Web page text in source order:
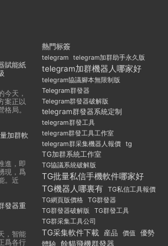
賦能紙
今天，
案正以
局。
加群軟
進，即
現，爲
。近
發器重
，智能
爲各行
熱門标簽
telegram telegram加群助手永久版
telegram加群機器人哪家好
telegram協議腳本無限制版
Telegram群發器
Telegram群發器破解版
telegram群發器系統定制
telegram群發工具
telegram群發工具工作室
telegram群采集機器人報價 tg
TG加群系統工作室
TG協議系統破解版
TG批量私信手機軟件哪家好
TG機器人哪裏有
TG私信工具報價
TG網頁版價格
TG群發器
TG群發器破解版
TG群發工具
TG群采集工具公司
TG采集軟件下載 産品 價值 優勢
體驗 餘貓飛機群發器